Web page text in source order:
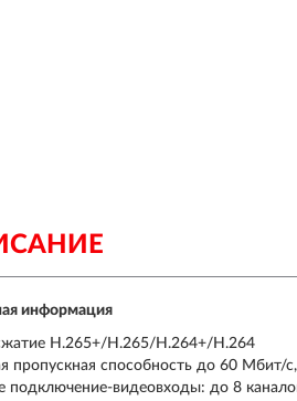
информация
H.265+/H.265/H.264+/H.264
пропускная способность до 60 Мбит/
подключение-видеовходы: до 8